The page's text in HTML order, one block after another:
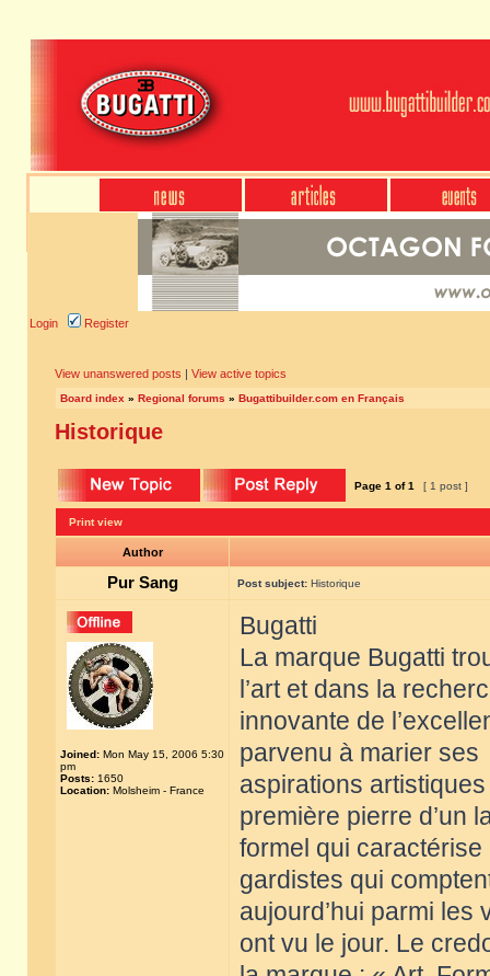
Login Register
View unanswered posts | View active topics
Board index » Regional forums » Bugattibuilder.com en Français
Historique
Page 1 of1 [ 1 post ]
Print view
Author
Pur Sang Post subject: Historique
Joined: Mon May 15, 2006 5:30
pm
Posts: 1650
Location: Molsheim - France
Bugatti
La marque Bugatti
l’art et dans la
innovante de
parvenu à marier ses
aspirations
première pierre d’un
formel qui caractérise
gardistes qui
aujourd’hui parmi
ont vu le jour. Le